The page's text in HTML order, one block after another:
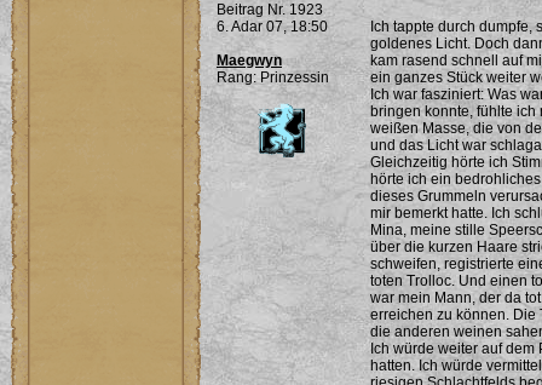
Beitrag Nr. 1923
6. Adar 07, 18:50
Maegwyn
Rang: Prinzessin
Ich tappte durch
goldenes Licht. Doch
kam rasend schnell auf
ein ganzes Stück weiter
Ich war fasziniert: Was
bringen konnte, fühlte
weißen Masse, die von
und das Licht war
Gleichzeitig hörte ich
hörte ich ein
dieses Grummeln
mir bemerkt hatte. Ich
Mina, meine stille
über die kurzen Haare
schweifen, registrierte
toten Trolloc. Und einen
war mein Mann, der da
erreichen zu können. Die
die anderen weinen
Ich würde weiter auf
hatten. Ich würde